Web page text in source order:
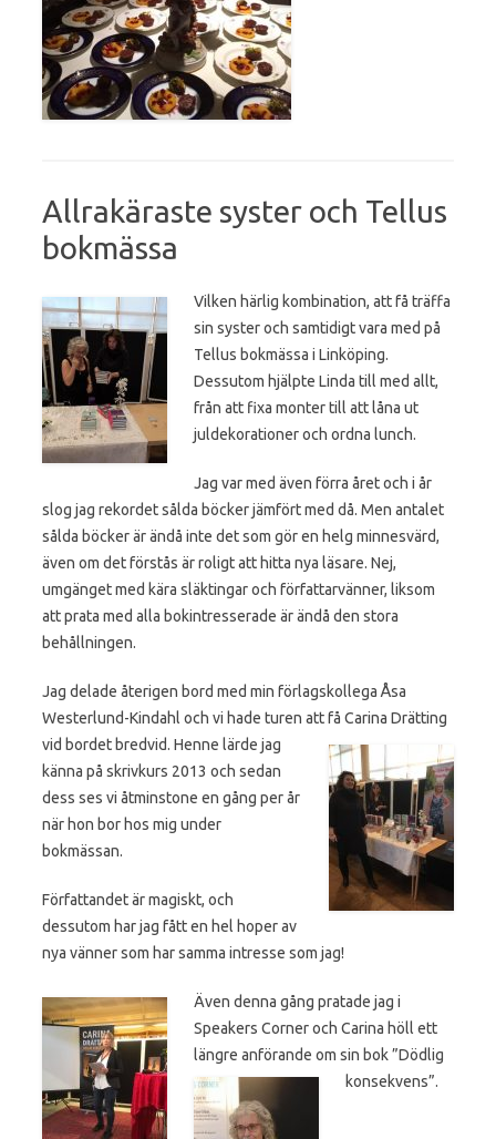
Allrakäraste syster och Tellus
bokmässa
Vilken härlig kombination, att få träffa
sin syster och samtidigt vara med på
Tellus bokmässa i Linköping.
Dessutom hjälpte Linda till med allt,
från att fixa monter till att låna ut
juldekorationer och ordna lunch.
Jag var med även förra året och i år
slog jag rekordet sålda böcker jämfört med då. Men antalet
sålda böcker är ändå inte det som gör en helg minnesvärd,
även om det förstås är roligt att hitta nya läsare. Nej,
umgänget med kära släktingar och författarvänner, liksom
att prata med alla bokintresserade är ändå den stora
behållningen.
Jag delade återigen bord med min förlagskollega Åsa
Westerlund-Kindahl och vi hade turen att få Carina Drätting
vid bordet bredvid. Henne lärde jag
känna på skrivkurs 2013 och sedan
dess ses vi åtminstone en gång per år
när hon bor hos mig under
bokmässan.
Författandet är magiskt, och
dessutom har jag fått en hel hoper av
nya vänner som har samma intresse som jag!
Även denna gång pratade jag i
Speakers Corner och Carina höll ett
längre anförande om sin bok ”Dödlig
konsekvens”.